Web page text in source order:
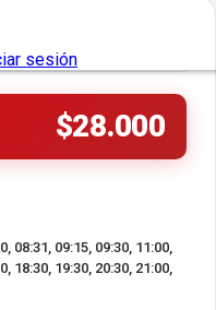
$28.000
08:31, 09:15, 09:30, 11:00,
18:30, 19:30, 20:30, 21:00,